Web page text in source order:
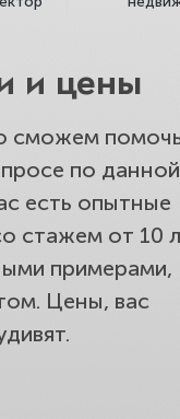
и цены
сможем
по данной
есть опытные
стажем от 10
примерами,
Цены, вас